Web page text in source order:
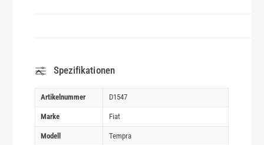
Spezifikationen
Artikelnummer D1547
Marke Fiat
Modell Tempra